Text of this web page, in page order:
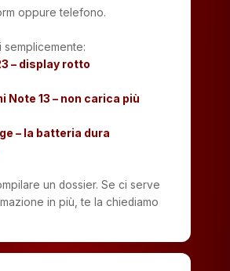
oppure telefono.
semplicemente:
– display rotto
Note 13 – non carica più
– la batteria dura
un dossier. Se ci serve
in più, te la chiediamo